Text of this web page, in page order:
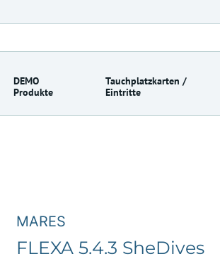
DEMO
Produkte
Tauchplatzkarten /
Eintritte
MARES
FLEXA 5.4.3 SheDives